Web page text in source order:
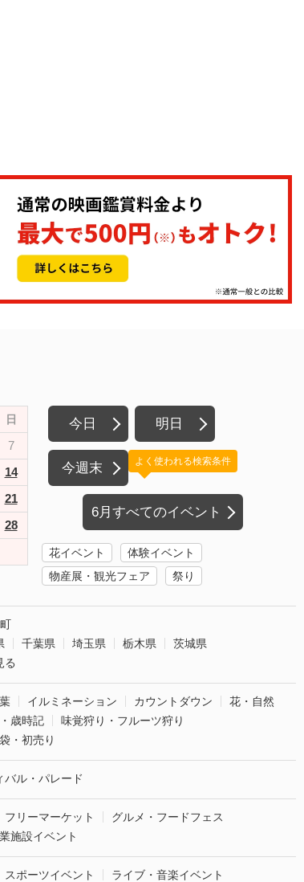
日
7
14
21
28
今日 明日
今週末
6月すべてのイベント
よく使われる検索条件
花イベント
体験イベント
物産展・観光フェア
祭り
千葉県 埼玉県 栃木県
茨城県
る
イルミネーション カウントダウン
花・自然
歳時記
味覚狩り・フルーツ狩り
・初売り
バル・パレード
フリーマーケット
グルメ・フードフェス
施設イベント
スポーツイベント
ライブ・音楽イベント